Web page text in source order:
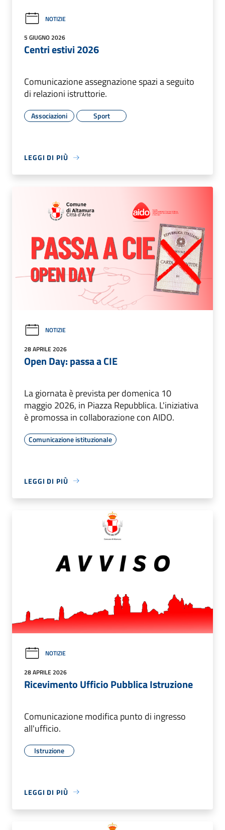
NOTIZIE
5 GIUGNO 2026
Centri estivi 2026
Comunicazione assegnazione spazi a seguito
di relazioni istruttorie.
Associazioni Sport
LEGGI DI PIÙ
NOTIZIE
28 APRILE 2026
Open Day: passa a CIE
La giornata è prevista per domenica 10
maggio 2026, in Piazza Repubblica. L'iniziativa
è promossa in collaborazione con AIDO.
Comunicazione istituzionale
LEGGI DI PIÙ
NOTIZIE
28 APRILE 2026
Ricevimento Ufficio Pubblica Istruzione
Comunicazione modifica punto di ingresso
all'ufficio.
Istruzione
LEGGI DI PIÙ